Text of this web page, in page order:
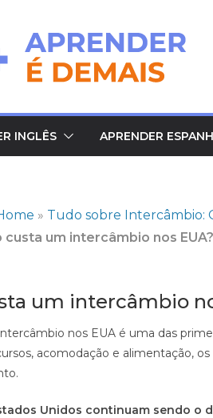
INGLÊS APRENDER
» Tudo sobre Intercâmbio:
custa um intercâmbio nos
um intercâmbio
nos EUA é uma das
acomodação e alimentação,
Unidos continuam sendo o